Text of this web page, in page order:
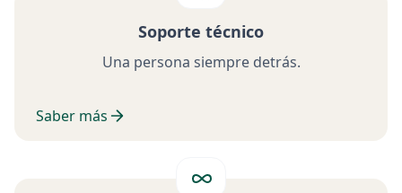
Soporte técnico
Una persona siempre detrás.
Saber más